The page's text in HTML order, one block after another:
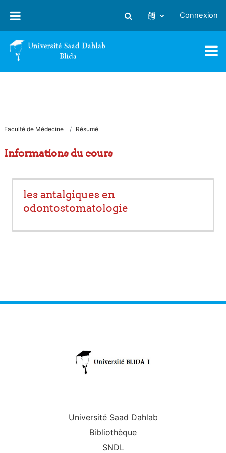
Activer/désactiver la saisie
Connexion
Faculté de Médecine Résumé
Informations du cours
les antalgiques en
odontostomatologie
Université Saad Dahlab
Bibliothèque
SNDL